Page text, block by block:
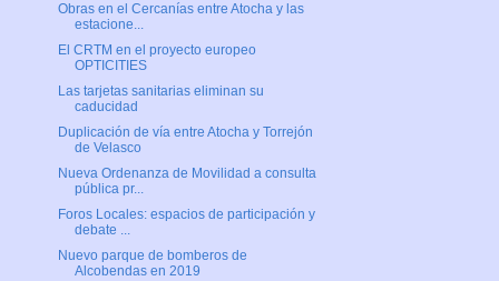
Obras en el Cercanías entre Atocha y las
estacione...
El CRTM en el proyecto europeo
OPTICITIES
Las tarjetas sanitarias eliminan su
caducidad
Duplicación de vía entre Atocha y Torrejón
de Velasco
Nueva Ordenanza de Movilidad a consulta
pública pr...
Foros Locales: espacios de participación y
debate ...
Nuevo parque de bomberos de
Alcobendas en 2019